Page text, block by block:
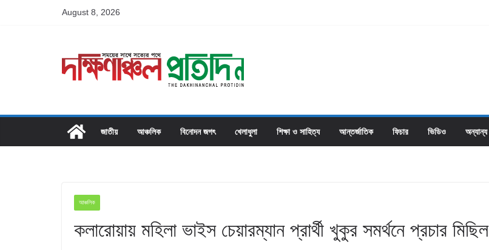
August 8, 2026
জাতীয় আঞ্চলিক বিনোদন জগৎ খেলাধুলা শিক্ষা ও সাহিত্য আন্তর্জাতিক ফিচার ভিডিও অন্যান্য
আঞ্চলিক
কলারোয়ায় মহিলা ভাইস চেয়ারম্যান প্রার্থী খুকুর সমর্থনে প্রচার মিছিল